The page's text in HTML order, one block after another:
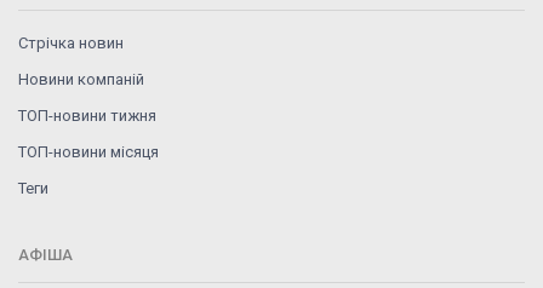
Стрічка новин
Новини компаній
ТОП-новини тижня
ТОП-новини місяця
Теги
АФІША